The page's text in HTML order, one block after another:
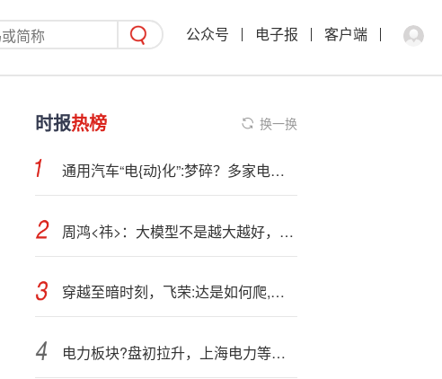
公众号 电子报 客户端
时报热榜 换一换
通用汽车“电{动}化”:梦碎？多家电池及电动车厂拟裁员停产
周鸿<祎>：大模型不是越大越好，“大”和“有能力”并不完全成正比
穿越至暗时刻，飞荣:达是如何爬,出业绩深坑的？
电力板块?盘初拉升，上海电力等多股涨停